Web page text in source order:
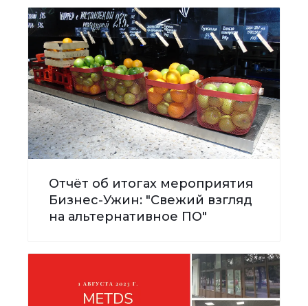
Отчёт об итогах мероприятия
Бизнес-Ужин: "Свежий взгляд
на альтернативное ПО"